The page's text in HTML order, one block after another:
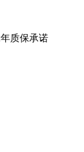
质保承诺